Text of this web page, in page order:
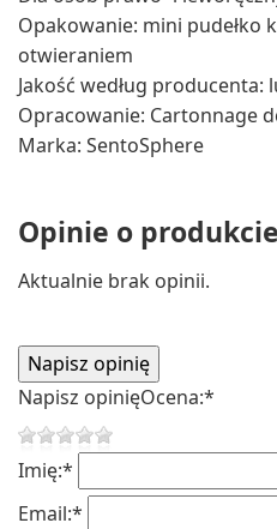
Opakowanie: mini pudełko
otwieraniem
Jakość według producenta:
Opracowanie: Cartonnage
Marka: SentoSphere
Opinie o produkcie
Aktualnie brak opinii.
Napisz opinięOcena:*
Imię:*
Email:*